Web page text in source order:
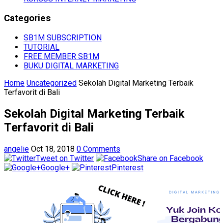
Categories
SB1M SUBSCRIPTION
TUTORIAL
FREE MEMBER SB1M
BUKU DIGITAL MARKETING
Home Uncategorized Sekolah Digital Marketing Terbaik
Terfavorit di Bali
Sekolah Digital Marketing Terbaik
Terfavorit di Bali
angelie Oct 18, 2018 0 Comments
Tweet on Twitter
Share on Facebook
Google+
Pinterest